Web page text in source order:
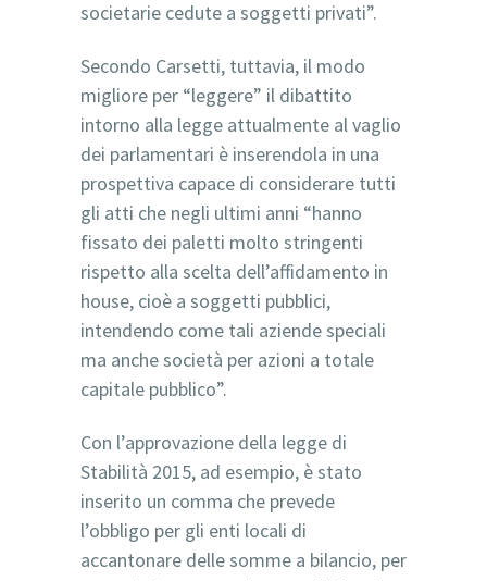
societarie cedute a soggetti privati”.
Secondo Carsetti, tuttavia, il modo
migliore per “leggere” il dibattito
intorno alla legge attualmente al vaglio
dei parlamentari è inserendola in una
prospettiva capace di considerare tutti
gli atti che negli ultimi anni “hanno
fissato dei paletti molto stringenti
rispetto alla scelta dell’affidamento in
house, cioè a soggetti pubblici,
intendendo come tali aziende speciali
ma anche società per azioni a totale
capitale pubblico”.
Con l’approvazione della legge di
Stabilità 2015, ad esempio, è stato
inserito un comma che prevede
l’obbligo per gli enti locali di
accantonare delle somme a bilancio, per